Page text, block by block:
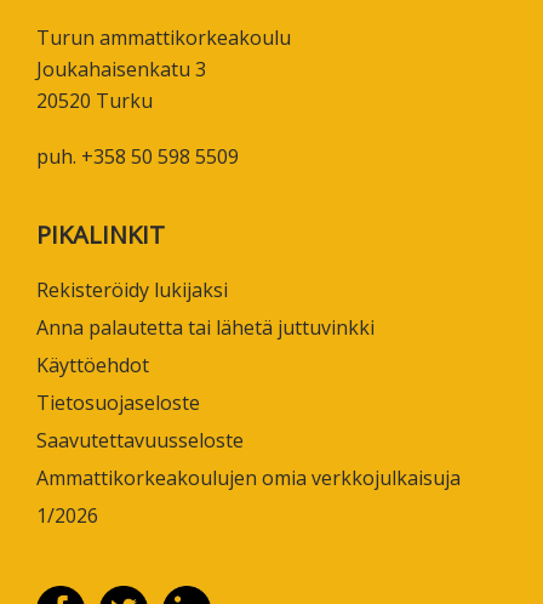
Turun ammattikorkeakoulu
Joukahaisenkatu 3
20520 Turku
puh. +358 50 598 5509
PIKALINKIT
Rekisteröidy lukijaksi
Anna palautetta tai lähetä juttuvinkki
Käyttöehdot
Tietosuojaseloste
Saavutettavuusseloste
Ammattikorkeakoulujen omia verkkojulkaisuja
1/2026